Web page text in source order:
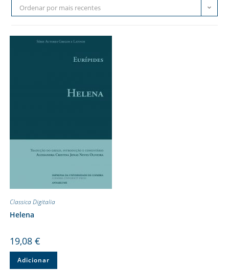
Ordenar por mais recentes
Classica Digitalia
Helena
19,08 €
Adicionar